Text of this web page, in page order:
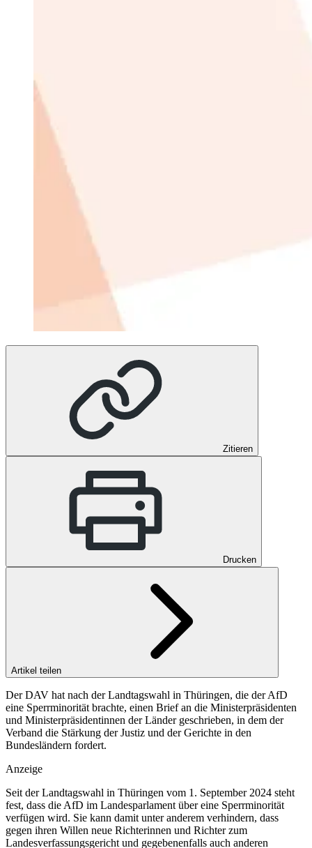
Zitieren
Drucken
Artikel teilen
Der DAV hat nach der Landtagswahl in Thüringen, die der AfD
eine Sperrminorität brachte, einen Brief an die Ministerpräsidenten
und Ministerpräsidentinnen der Länder geschrieben, in dem der
Verband die Stärkung der Justiz und der Gerichte in den
Bundesländern fordert.
Anzeige
Seit der Landtagswahl in Thüringen vom 1. September 2024 steht
fest, dass die AfD im Landesparlament über eine Sperrminorität
verfügen wird. Sie kann damit unter anderem verhindern, dass
gegen ihren Willen neue Richterinnen und Richter zum
Landesverfassungsgericht und gegebenenfalls auch anderen